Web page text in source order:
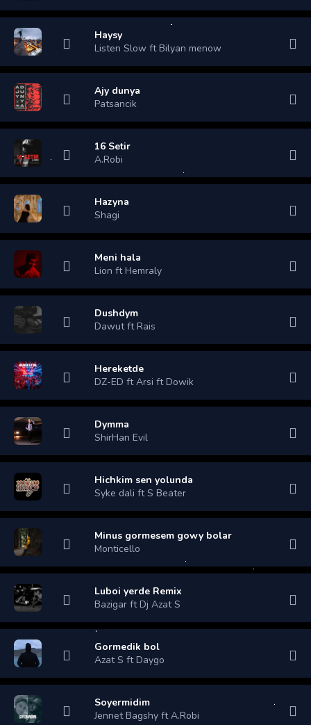
Haysy
Listen Slow ft Bilyan menow
Ajy dunya
Patsancik
16 Setir
A.Robi
Hazyna
Shagi
Meni hala
Lion ft Hemraly
Dushdym
Dawut ft Rais
Hereketde
DZ-ED ft Arsi ft Dowik
Dymma
ShirHan Evil
Hichkim sen yolunda
Syke dali ft S Beater
Minus gormesem gowy bolar
Monticello
Luboi yerde Remix
Bazigar ft Dj Azat S
Gormedik bol
Azat S ft Daygo
Soyermidim
Jennet Bagshy ft A.Robi